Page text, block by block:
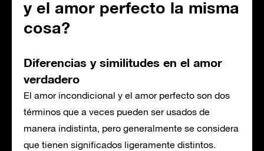
y el amor perfecto la misma
cosa?
Diferencias y similitudes en el amor
verdadero
El amor incondicional y el amor perfecto son dos
términos que a veces pueden ser usados de
manera indistinta, pero generalmente se considera
que tienen significados ligeramente distintos.